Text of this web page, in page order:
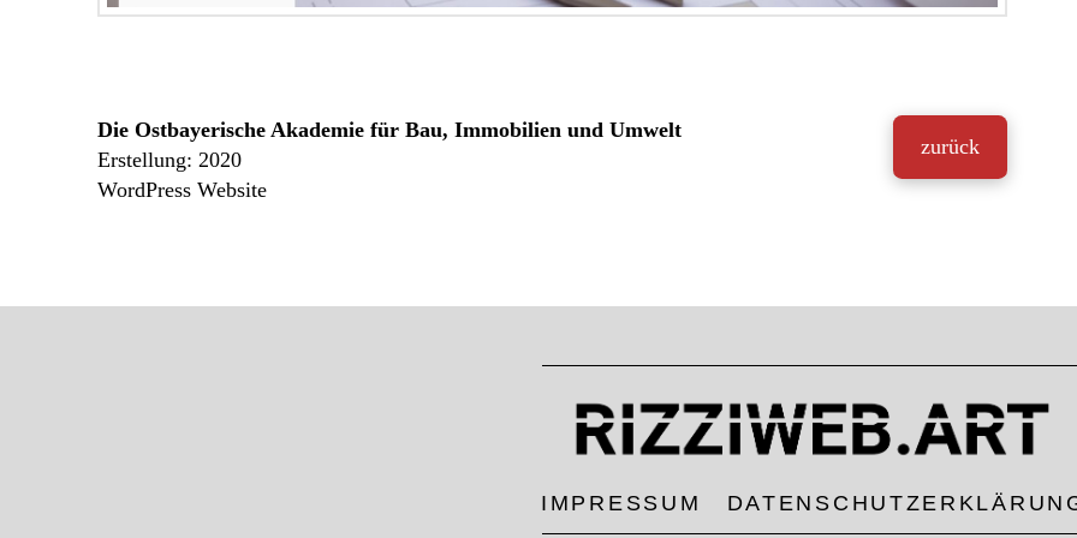
Die Ostbayerische Akademie für Bau, Immobilien und Umwelt
Erstellung: 2020
WordPress Website
zurück
IMPRESSUM